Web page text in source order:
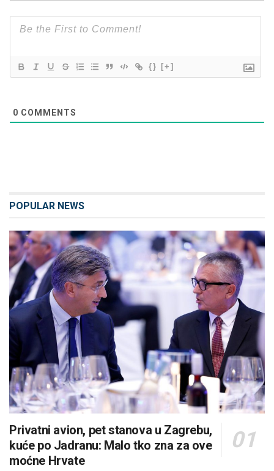
{} [+]
0 COMMENTS
POPULAR NEWS
Privatni avion, pet stanova u Zagrebu,
kuće po Jadranu: Malo tko zna za ove
moćne Hrvate